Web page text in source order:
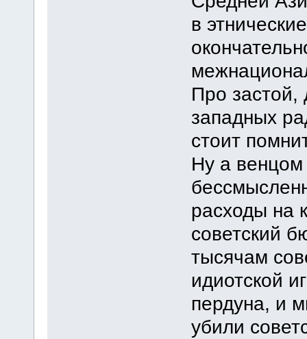
в
Про застой,
западных
стоит
Ну а венцом
расходы на
советский
тысячам
идиотской
пердуна, и
убили